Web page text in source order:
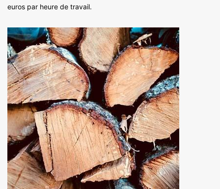
euros par heure de travail.